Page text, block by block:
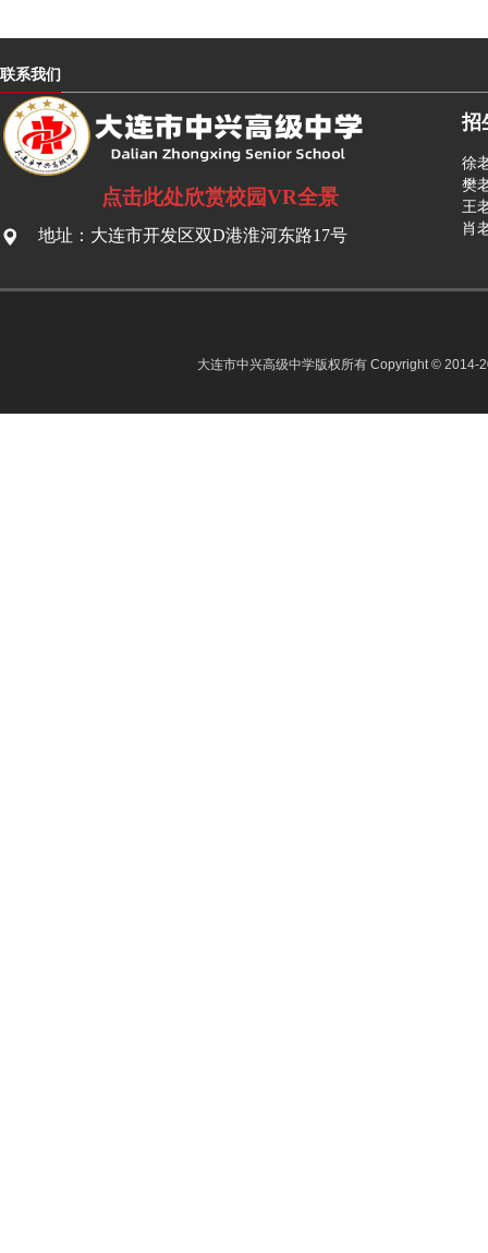
联系我们
点击此处欣赏校园VR全景
地址：大连市开发区双D港淮河东路17号
招
徐
樊
王
肖
大连市中兴高级中学版权所有 Copyright ©